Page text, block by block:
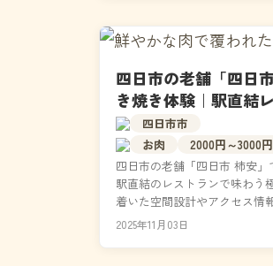
四日市の老舗「四日
き焼き体験｜駅直結
と本音レビュー
四日市市
お肉
2000円～3000円
四日市の老舗「四日市 柿安」
駅直結のレストランで味わう
着いた空間設計やアクセス情
ューまで詳しく紹介。デート
2025年11月03日